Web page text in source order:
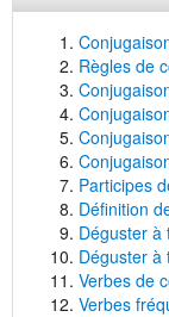
Règles de
Participes
Définition
Déguster à
Déguster à
Verbes de
Verbes